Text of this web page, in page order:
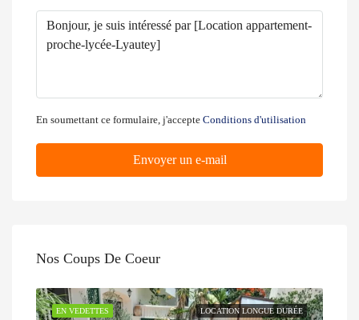
En soumettant ce formulaire, j'accepte Conditions d'utilisation
Envoyer un e-mail
Nos Coups De Coeur
LOCATION LONGUE DURÉE
EN VEDETTES